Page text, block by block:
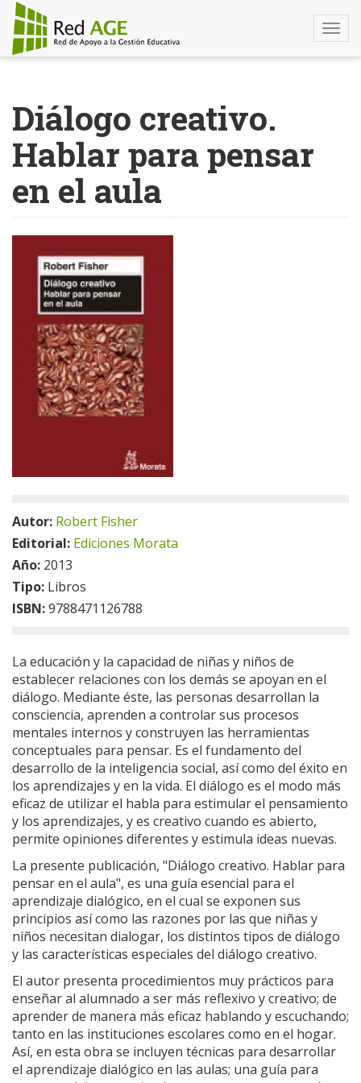
contenido
principal
Diálogo creativo.
Hablar para pensar
en el aula
Autor: Robert Fisher
Editorial: Ediciones Morata
Año: 2013
Tipo: Libros
ISBN:9788471126788
La educación y la capacidad de niñas y niños de
establecer relaciones con los demás se apoyan en el
diálogo. Mediante éste, las personas desarrollan la
consciencia, aprenden a controlar sus procesos
mentales internos y construyen las herramientas
conceptuales para pensar. Es el fundamento del
desarrollo de la inteligencia social, así como del éxito en
los aprendizajes y en la vida. El diálogo es el modo más
eficaz de utilizar el habla para estimular el pensamiento
y los aprendizajes, y es creativo cuando es abierto,
permite opiniones diferentes y estimula ideas nuevas.
La presente publicación, "Diálogo creativo. Hablar para
pensar en el aula", es una guía esencial para el
aprendizaje dialógico, en el cual se exponen sus
principios así como las razones por las que niñas y
niños necesitan dialogar, los distintos tipos de diálogo
y las características especiales del diálogo creativo.
El autor presenta procedimientos muy prácticos para
enseñar al alumnado a ser más reflexivo y creativo; de
aprender de manera más eficaz hablando y escuchando;
tanto en las instituciones escolares como en el hogar.
Así, en esta obra se incluyen técnicas para desarrollar
el aprendizaje dialógico en las aulas; una guía para